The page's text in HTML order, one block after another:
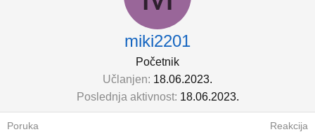
miki2201
Početnik
Učlanjen 18.06.2023.
Poslednja aktivnost 18.06.2023.
Poruka Reakcija